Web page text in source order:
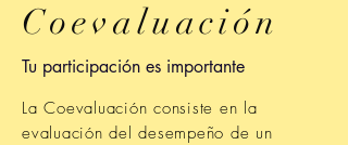
Coevaluación
Tu participación es importante
La Coevaluación consiste en la
evaluación del desempeño de un